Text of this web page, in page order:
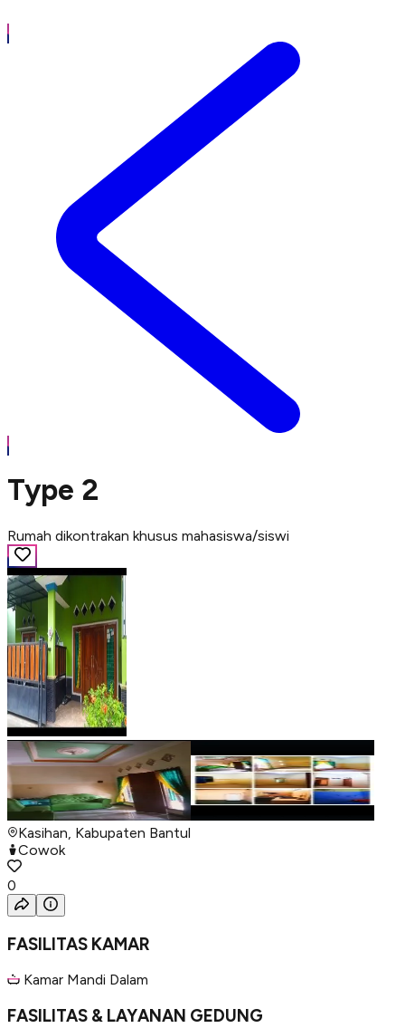
Type 2
Rumah dikontrakan khusus mahasiswa/siswi
Kasihan, Kabupaten Bantul
Cowok
0
FASILITAS KAMAR
Kamar Mandi Dalam
FASILITAS & LAYANAN GEDUNG